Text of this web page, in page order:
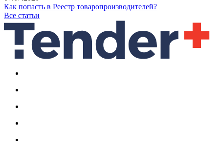
Как попасть в Реестр товаропроизводителей?
Все статьи